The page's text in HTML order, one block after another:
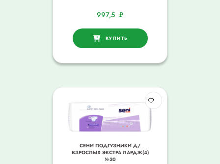
997,5 ₽
КУПИТЬ
СЕНИ ПОДГУЗНИКИ Д/
ВЗРОСЛЫХ ЭКСТРА ЛАРДЖ(4)
№30